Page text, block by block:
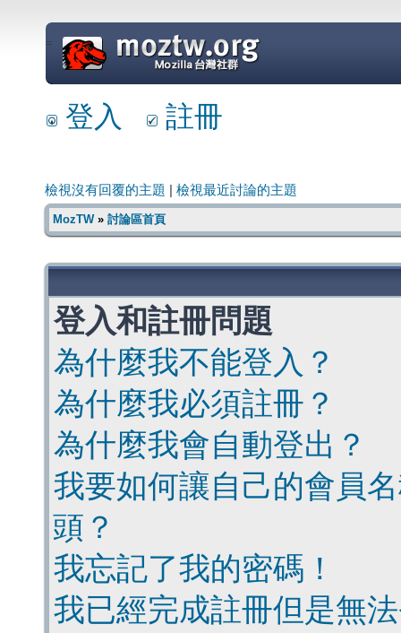
=
登入 註冊
檢視沒有回覆的主題 檢視最近討論的主題
MozTW» 討論區首頁
登入和註冊問題
為什麼我不能登入？
為什麼我必須註冊？
為什麼我會自動登出？
我要如何讓自己的會員
頭？
我忘記了我的密碼！
我已經完成註冊但是無